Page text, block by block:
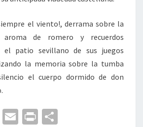
el viento!, derrama sobre la
de romero y recuerdos
el patio sevillano de sus juegos
la memoria sobre la tumba
el cuerpo dormido de don
Li
E
Pr